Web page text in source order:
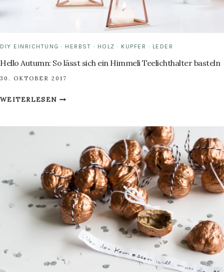
DIY EINRICHTUNG · HERBST · HOLZ · KUPFER · LEDER
Hello Autumn: So lässt sich ein Himmeli Teelichthalter basteln
30. OKTOBER 2017
WEITERLESENHELLO
SICH
HIMMELI
TEELICHTHALTER
BASTELN